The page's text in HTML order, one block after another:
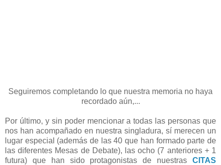
Seguiremos completando lo que nuestra memoria no haya
recordado aún,...
Por último, y sin poder mencionar a todas las personas que
nos han acompañado en nuestra singladura, sí merecen un
lugar especial (además de las 40 que han formado parte de
las diferentes Mesas de Debate), las ocho (7 anteriores + 1
futura) que han sido protagonistas de nuestras CITAS